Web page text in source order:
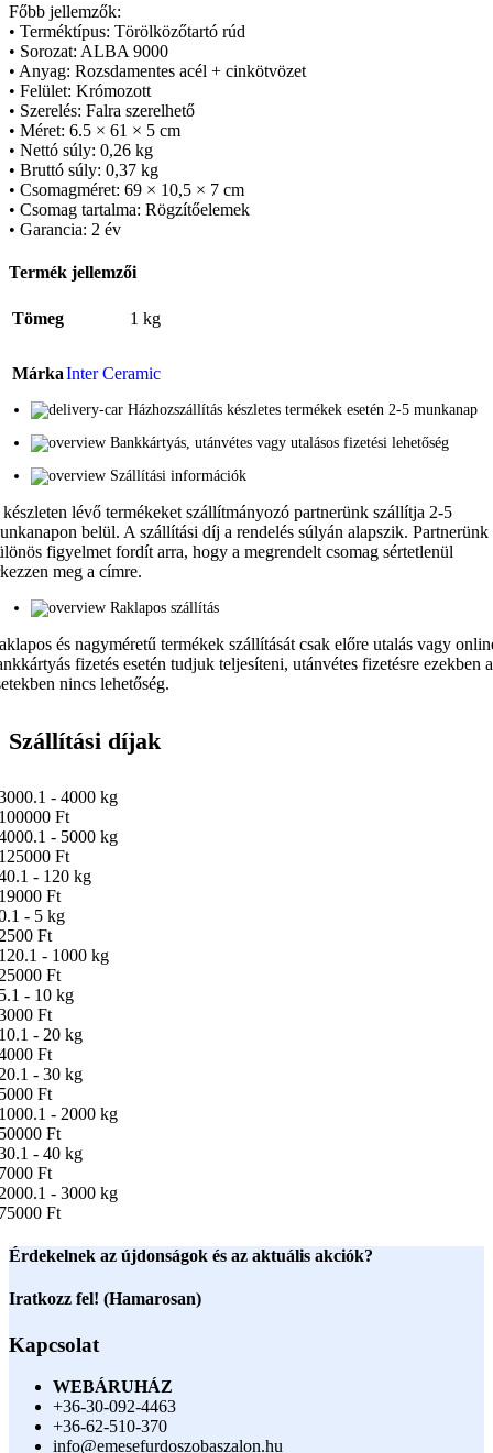
Főbb jellemzők:
• Terméktípus: Törölközőtartó rúd
• Sorozat: ALBA 9000
• Anyag: Rozsdamentes acél + cinkötvözet
• Felület: Krómozott
• Szerelés: Falra szerelhető
• Méret: 6.5 × 61 × 5 cm
• Nettó súly: 0,26 kg
• Bruttó súly: 0,37 kg
• Csomagméret: 69 × 10,5 × 7 cm
• Csomag tartalma: Rögzítőelemek
• Garancia: 2 év
Termék jellemzői
Tömeg 1 kg
MárkaInter Ceramic
Házhozszállítás készletes termékek esetén 2-5 munkanap
Bankkártyás, utánvétes vagy utalásos fizetési lehetőség
Szállítási információk
lévő termékeket szállítmányozó partnerünk szállítja 2-5
belül. A szállítási díj a rendelés súlyán alapszik. Partnerünk
figyelmet fordít arra, hogy a megrendelt csomag sértetlenül
meg a címre.
Raklapos szállítás
és nagyméretű termékek szállítását csak előre utalás vagy
fizetés esetén tudjuk teljesíteni, utánvétes fizetésre ezekben
nincs lehetőség.
Szállítási díjak
- 4000 kg
Ft
- 5000 kg
Ft
- 120 kg
Ft
- 5 kg
Ft
- 1000 kg
Ft
- 10 kg
Ft
- 20 kg
Ft
- 30 kg
Ft
- 2000 kg
Ft
- 40 kg
Ft
- 3000 kg
Ft
Érdekelnek az újdonságok és az aktuális akciók?
Iratkozz fel! (Hamarosan)
Kapcsolat
WEBÁRUHÁZ
+36-30-092-4463
+36-62-510-370
info@emesefurdoszobaszalon.hu